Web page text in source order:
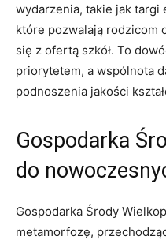
wydarzenia, takie jak targi
które pozwalają rodzicom
się z ofertą szkół. To
priorytetem, a wspólnota
podnoszenia jakości
Gospodarka
do
Gospodarka Środy
metamorfozę,